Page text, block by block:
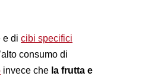
e di cibi specifici
consumo di
invece che la frutta e